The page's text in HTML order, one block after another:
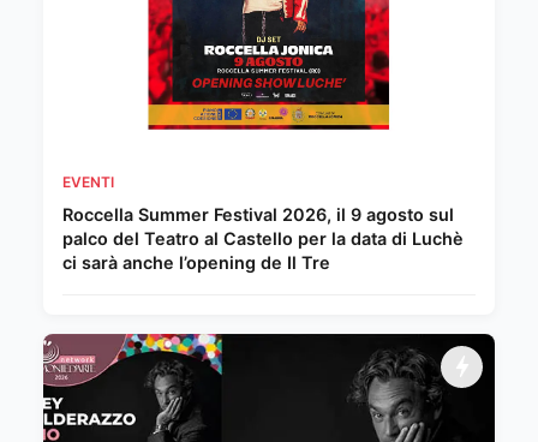
EVENTI
Roccella Summer Festival 2026, il 9 agosto sul
palco del Teatro al Castello per la data di Luchè
ci sarà anche l’opening de Il Tre